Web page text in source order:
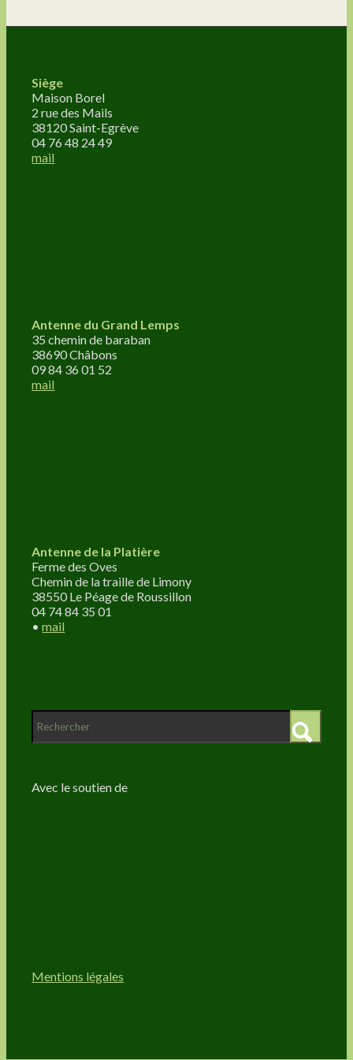
Siège
Maison Borel
2 rue des Mails
38120 Saint-Egrève
04 76 48 24 49
mail
Antenne du Grand Lemps
35 chemin de baraban
38690 Châbons
09 84 36 01 52
mail
Antenne de la Platière
Ferme des Oves
Chemin de la traille de Limony
38550 Le Péage de Roussillon
04 74 84 35 01
•mail
Avec le soutien de
Mentions légales